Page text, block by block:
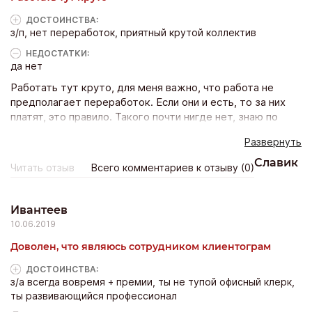
подменят. Всегда мечтала работать в такой стабильной
и крутой компании, которая не однодневка, а на рынке
уже много лет.
ДОСТОИНCТВА:
з/п, нет переработок, приятный крутой коллектив
НЕДОСТАТКИ:
да нет
Работать тут круто, для меня важно, что работа не
предполагает переработок. Если они и есть, то за них
платят, это правило. Такого почти нигде нет, знаю по
даже дома за копейки... Я вообще люблю наш офис и то
направление, которым занимается компания. Мне
нравится помогать людям. Клиентограмм — это еще и
они довольны техподдержкой и сервисом - радуюсь. Я
сам вообще сотрудник техподдержки именно. Ну а
Развернуть
Читать отзыв Всего комментариев к отзыву (0)Славик
Ивантеев
10.06.2019
Доволен, что являюсь сотрудником клиентограм
ДОСТОИНCТВА:
з/а всегда вовремя + премии, ты не тупой офисный клерк,
ты развивающийся профессионал